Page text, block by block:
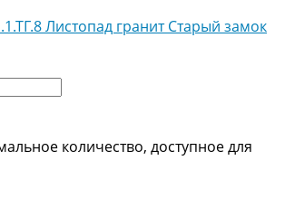
Листопад гранит Старый замок
количество, доступное для